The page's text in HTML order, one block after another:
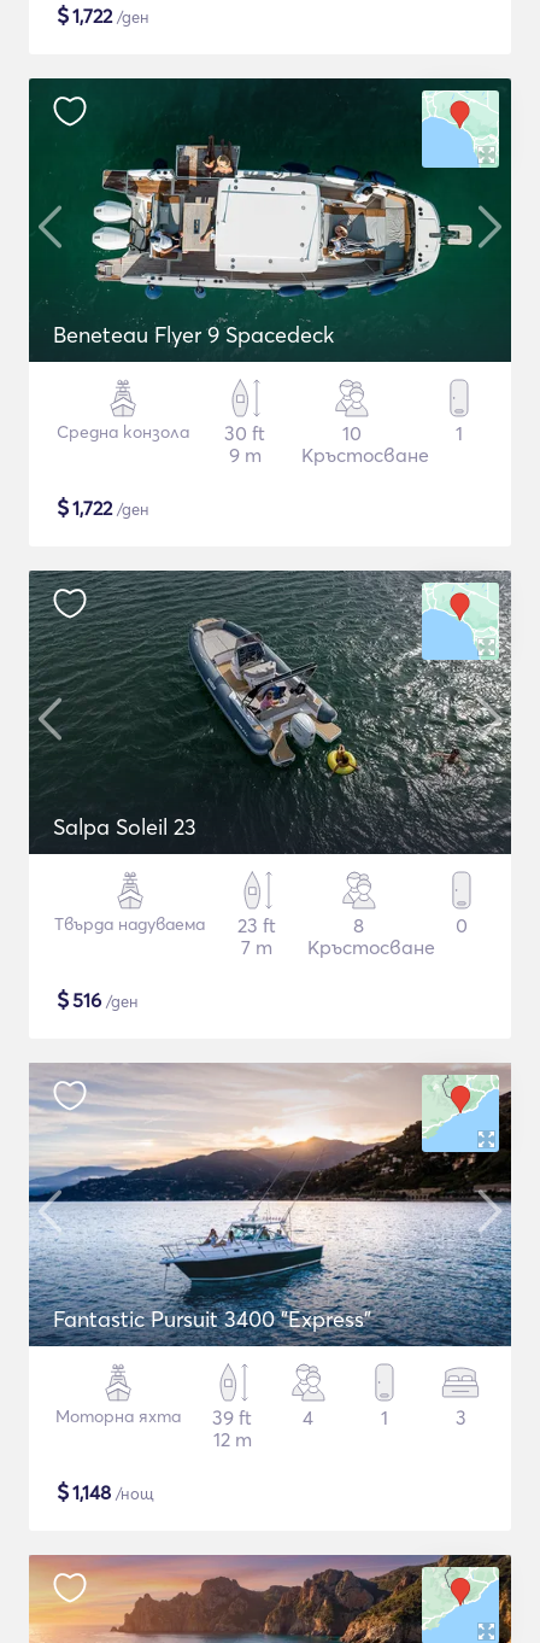
$1,722/ден
Beneteau Flyer 9 Spacedeck
Средна конзола
30 ft
9 m
10
Кръстосване
1
$1,722/ден
Salpa Soleil 23
Твърда надуваема
23 ft
7 m
8
Кръстосване
0
$516 /ден
Fantastic Pursuit 3400 "Express"
Моторна яхта
39 ft
12 m
4 1 3
$1,148 /нощ